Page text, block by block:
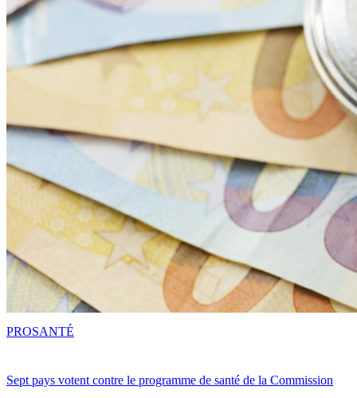
Sept pays votent contre le programme de santé de la Commission
PROSANTÉ